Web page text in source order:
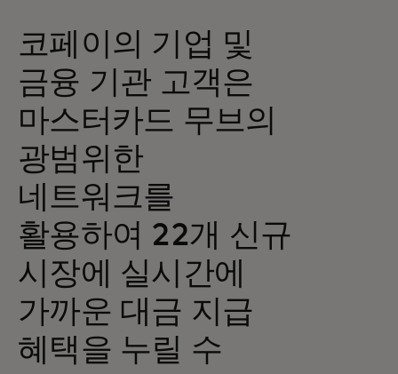
코페이의 기업 및
금융 기관 고객은
마스터카드 무브의
광범위한
네트워크를
활용하여 22개 신규
시장에 실시간에
가까운 대금 지급
혜택을 누릴 수